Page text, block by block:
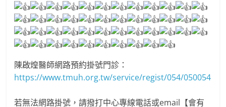
陳啟煌醫師網路預約掛號門診：
https://www.tmuh.org.tw/service/regist/054/050054
若無法網路掛號，請撥打中心專線電話或email【會有